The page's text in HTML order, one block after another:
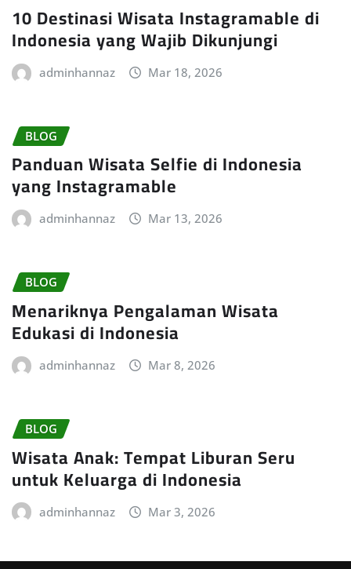
10 Destinasi Wisata Instagramable di
Indonesia yang Wajib Dikunjungi
adminhannaz Mar 18, 2026
BLOG
Panduan Wisata Selfie di Indonesia
yang Instagramable
adminhannaz Mar 13, 2026
BLOG
Menariknya Pengalaman Wisata
Edukasi di Indonesia
adminhannaz Mar 8, 2026
BLOG
Wisata Anak: Tempat Liburan Seru
untuk Keluarga di Indonesia
adminhannaz Mar 3, 2026